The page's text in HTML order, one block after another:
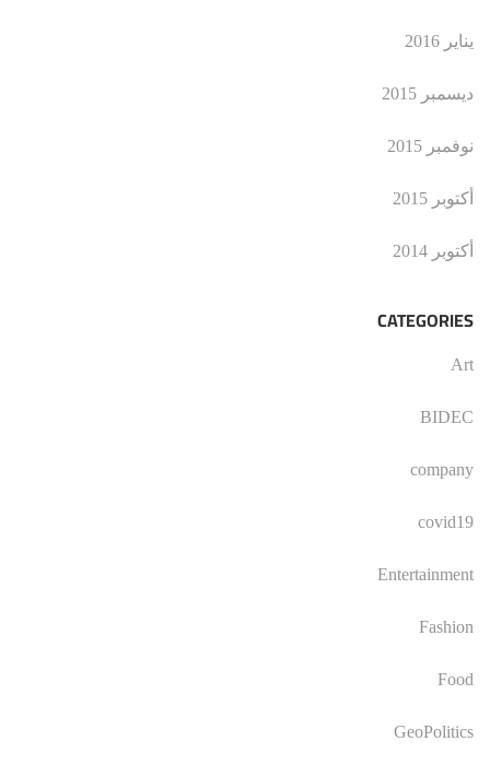
يناير 2016
ديسمبر 2015
نوفمبر 2015
أكتوبر 2015
أكتوبر 2014
CATEGORIES
Art
BIDEC
company
covid19
Entertainment
Fashion
Food
GeoPolitics